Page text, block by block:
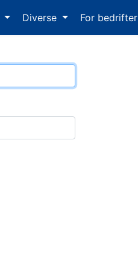
Diverse For bedrifter